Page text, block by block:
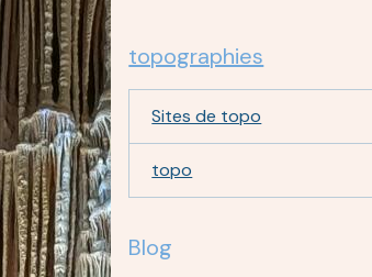
topographies
Sites de topo
topo
Blog